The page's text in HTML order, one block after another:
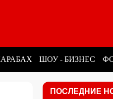
ШОУ - БИЗНЕС
ПОСЛЕДНИЕ